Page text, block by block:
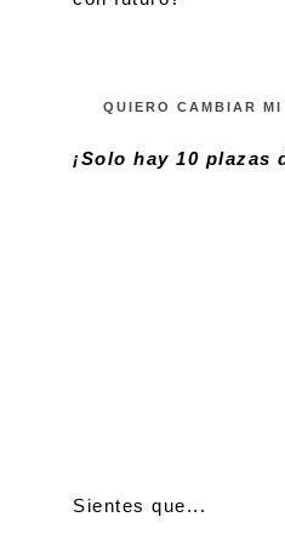
QUIERO CAMBIAR MI
¡Solo hay 10 plazas
Sientes que...